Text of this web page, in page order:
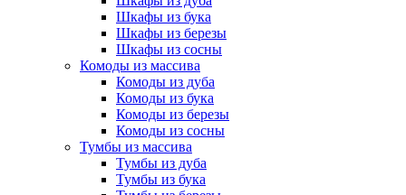
Шкафы из бука
Шкафы из березы
Шкафы из сосны
Комоды из массива
Комоды из дуба
Комоды из бука
Комоды из березы
Комоды из сосны
Тумбы из массива
Тумбы из дуба
Тумбы из бука